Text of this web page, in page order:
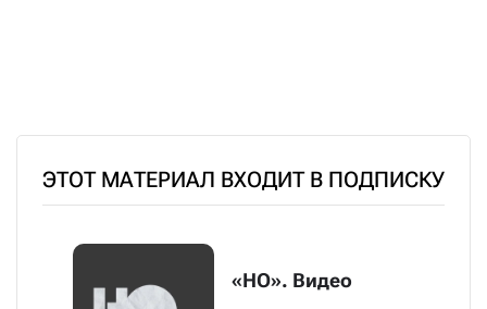
ЭТОТ МАТЕРИАЛ ВХОДИТ В ПОДПИСКУ
«НО». Видео